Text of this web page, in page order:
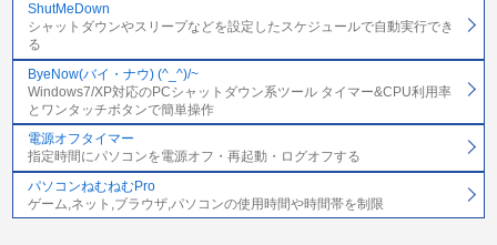
ShutMeDown
シャットダウンやスリープなどを設定したスケジュールで自動実行でき
る
ByeNow(バイ・ナウ) (^_^)/~
Windows7/XP対応のPCシャットダウン系ツール タイマー&CPU利用率
とワンタッチボタンで簡単操作
電源オフタイマー
指定時間にパソコンを電源オフ・再起動・ログオフする
パソコンねむねむPro
ゲーム,ネット,ブラウザ,パソコンの使用時間や時間帯を制限